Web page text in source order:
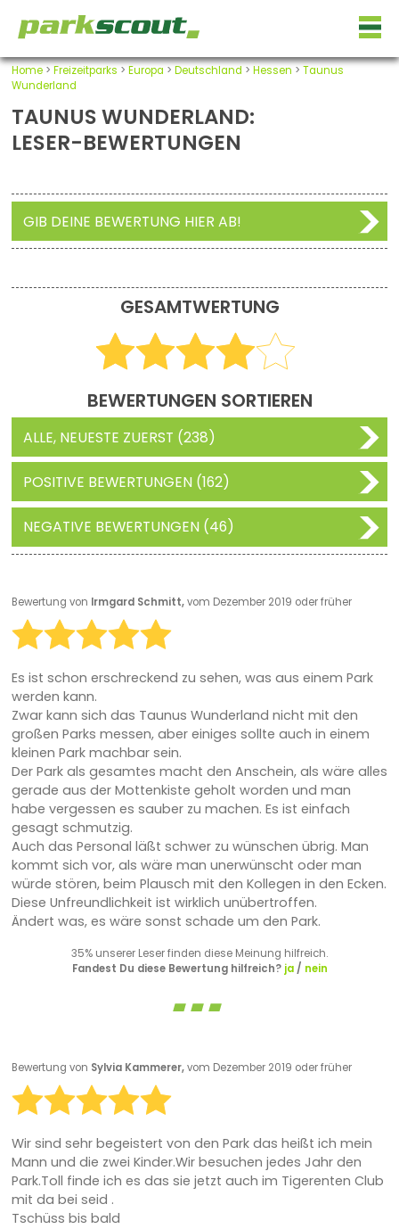
Home> Freizeitparks > Europa > Deutschland > Hessen > Taunus
Wunderland
TAUNUS WUNDERLAND:
LESER-BEWERTUNGEN
GIB DEINE BEWERTUNG HIER AB!
GESAMTWERTUNG
BEWERTUNGEN SORTIEREN
ALLE, NEUESTE ZUERST (238)
POSITIVE BEWERTUNGEN (162)
NEGATIVE BEWERTUNGEN (46)
Bewertung von Irmgard Schmitt,vom Dezember 2019 oder früher
Es ist schon erschreckend zu sehen, was aus einem Park
werden kann.
Zwar kann sich das Taunus Wunderland nicht mit den
großen Parks messen, aber einiges sollte auch in einem
kleinen Park machbar sein.
Der Park als gesamtes macht den Anschein, als wäre alles
gerade aus der Mottenkiste geholt worden und man
habe vergessen es sauber zu machen. Es ist einfach
gesagt schmutzig.
Auch das Personal läßt schwer zu wünschen übrig. Man
kommt sich vor, als wäre man unerwünscht oder man
würde stören, beim Plausch mit den Kollegen in den Ecken.
Diese Unfreundlichkeit ist wirklich unübertroffen.
Ändert was, es wäre sonst schade um den Park.
35% unserer Leser finden diese Meinung hilfreich.
Fandest Du diese Bewertung hilfreich? ja/ nein
Bewertung von Sylvia Kammerer,vom Dezember 2019 oder früher
Wir sind sehr begeistert von den Park das heißt ich mein
Mann und die zwei Kinder.Wir besuchen jedes Jahr den
Park.Toll finde ich es das sie jetzt auch im Tigerenten Club
mit da bei seid .
Tschüss bis bald